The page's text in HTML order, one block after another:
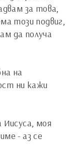
за това,
този подвиг,
да получа
на
ни кажи
моя
- аз се